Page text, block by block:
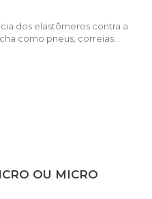
dos elastômeros contra a
como pneus, correias...
OU MICRO